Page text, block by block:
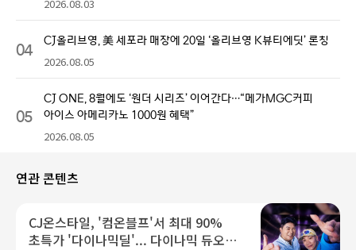
2026.08.03
04 CJ올리브영, 美 세포라 매장에 20일 ‘올리브영 K뷰티에딧’ 론칭
2026.08.05
05
CJ ONE, 8월에도 ‘원더 시리즈’ 이어간다…“메가MGC커피
아이스 아메리카노 1000원 혜택”
2026.08.05
연관 콘텐츠
CJ온스타일, '컴온블프'서 최대 90%
초특가 '다이나믹딜'... 다이나믹 듀오